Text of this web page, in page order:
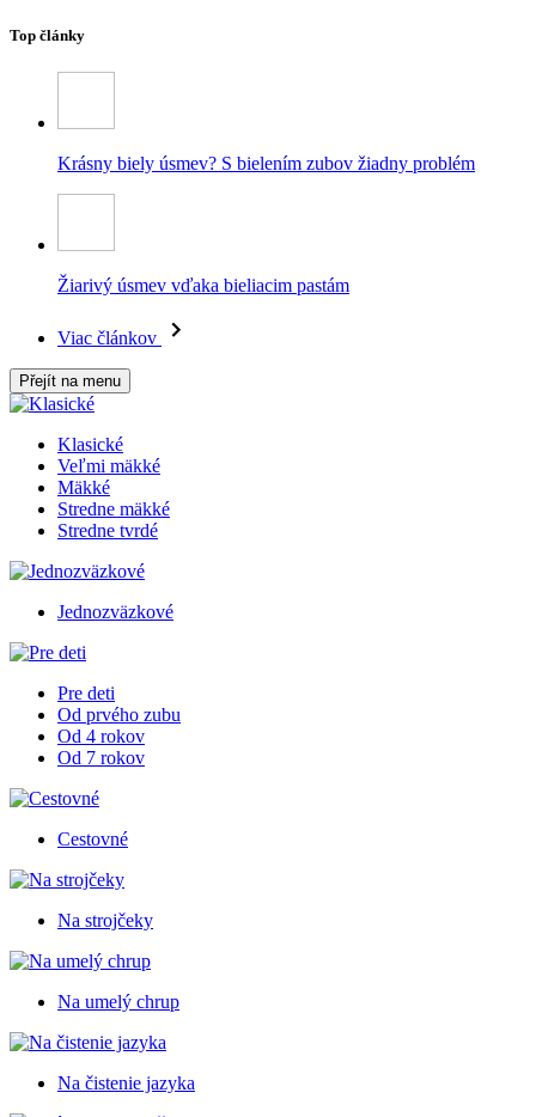
Top články
Krásny biely úsmev? S bielením zubov žiadny problém
Žiarivý úsmev vďaka bieliacim pastám
Viac článkov
Přejít na menu
Klasické
Veľmi mäkké
Mäkké
Stredne mäkké
Stredne tvrdé
Jednozväzkové
Pre deti
Od prvého zubu
Od 4 rokov
Od 7 rokov
Cestovné
Na strojčeky
Na umelý chrup
Na čistenie jazyka